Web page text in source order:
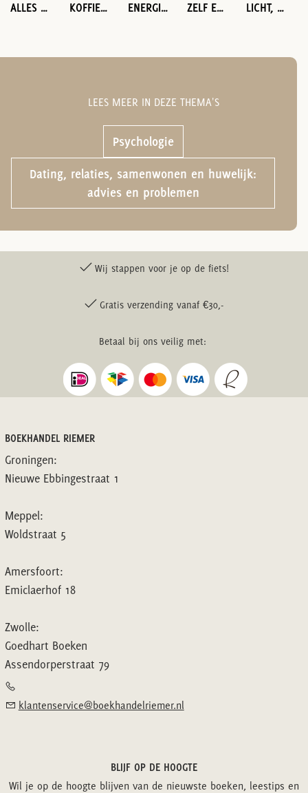
ALLES OVER DE BRACHIOSAURUS KOFFIE OP THUISBARISTA NIVEAU ENERGIE EN HOE ZE WERKT ZELF EEN BOEK UITGEVEN VOOR BEGINNERS LICHT, KLEUR EN HOE WE ZIEN
Psychologie
Dating, relaties, samenwonen en huwelijk:
advies en problemen
LEES MEER IN DEZE THEMA'S
Wij stappen voor je op de fiets!
Gratis verzending vanaf €30,-
Betaal bij ons veilig met:
BOEKHANDEL RIEMER
Groningen:
Nieuwe Ebbingestraat 1
Meppel:
Woldstraat 5
Amersfoort:
Emiclaerhof 18
Zwolle:
Goedhart Boeken
Assendorperstraat 79
klantenservice@boekhandelriemer.nl
BLIJF OP DE HOOGTE
Wil je op de hoogte blijven van de nieuwste boeken, leestips en